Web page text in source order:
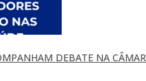
DEBATE NA